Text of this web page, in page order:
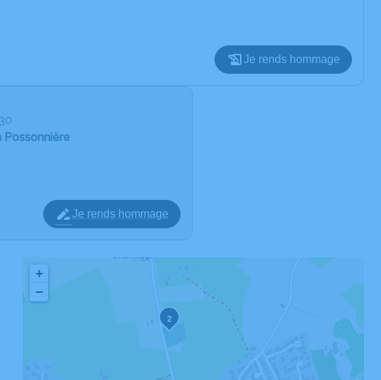
Je rends hommage
Possonnière
Je rends hommage
2
+
−